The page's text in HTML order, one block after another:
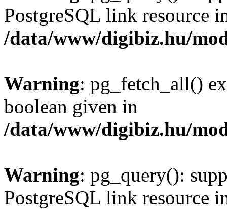
PostgreSQL link resource
/data/www/digibiz.hu/
Warning: pg_fetch_all()
boolean given in
/data/www/digibiz.hu/
Warning: pg_query():
PostgreSQL link resource